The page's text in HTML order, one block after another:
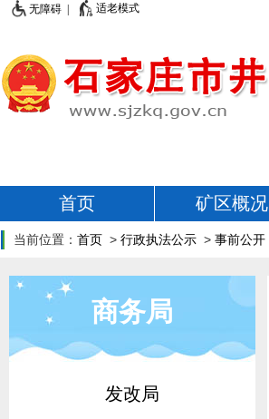
无障碍 | 适老模式
首页 矿区概况
当前位置： 首页 > 行政执法公示 > 事前公开
商务局
发改局